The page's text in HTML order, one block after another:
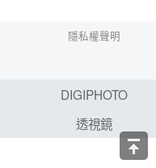
隱私權聲明
DIGIPHOTO
透視鏡